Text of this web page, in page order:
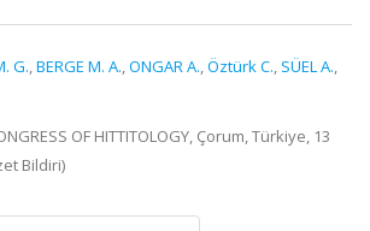
G.,BERGE M. A.,ONGAR A.,Öztürk C., SÜEL A.,
OF HITTITOLOGY, Çorum, Türkiye, 13
Bildiri)